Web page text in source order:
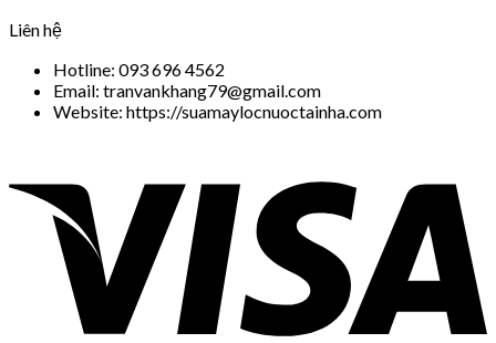
Liên hệ
Hotline: 093 696 4562
Email: tranvankhang79@gmail.com
Website: https://suamaylocnuoctainha.com